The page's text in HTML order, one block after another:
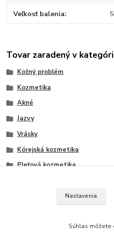
Veľkosť balenia
Tovar zaradený v
Kožný problém
Kozmetika
Akné
Jazvy
Vrásky
Kórejská kozmetika
Pleťová kozmetika
Nastavenia
Súhlas